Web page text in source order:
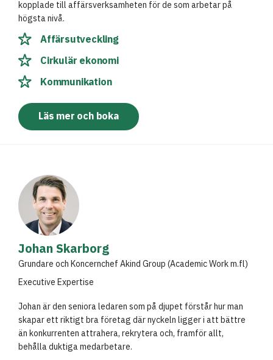
kopplade till affärsverksamheten för de som arbetar på
högsta nivå.
Affärsutveckling
Cirkulär ekonomi
Kommunikation
Läs mer och boka
Johan Skarborg
Grundare och Koncernchef Akind Group (Academic Work m.fl)
Executive Expertise
Johan är den seniora ledaren som på djupet förstår hur man
skapar ett riktigt bra företag där nyckeln ligger i att bättre
än konkurrenten attrahera, rekrytera och, framför allt,
behålla duktiga medarbetare.